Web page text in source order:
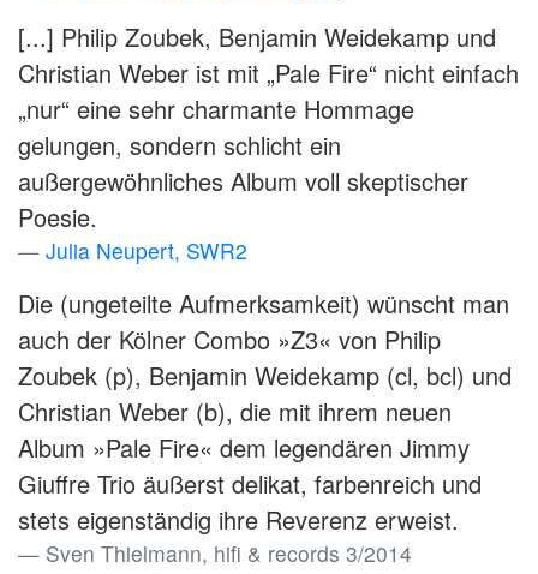
[...] Philip Zoubek, Benjamin Weidekamp und
Christian Weber ist mit „Pale Fire“ nicht einfach
„nur“ eine sehr charmante Hommage
gelungen, sondern schlicht ein
außergewöhnliches Album voll skeptischer
Poesie.
Julia Neupert, SWR2
Die (ungeteilte Aufmerksamkeit) wünscht man
auch der Kölner Combo »Z3« von Philip
Zoubek (p), Benjamin Weidekamp (cl, bcl) und
Christian Weber (b), die mit ihrem neuen
Album »Pale Fire« dem legendären Jimmy
Giuffre Trio äußerst delikat, farbenreich und
stets eigenständig ihre Reverenz erweist.
Sven Thielmann, hifi & records 3/2014